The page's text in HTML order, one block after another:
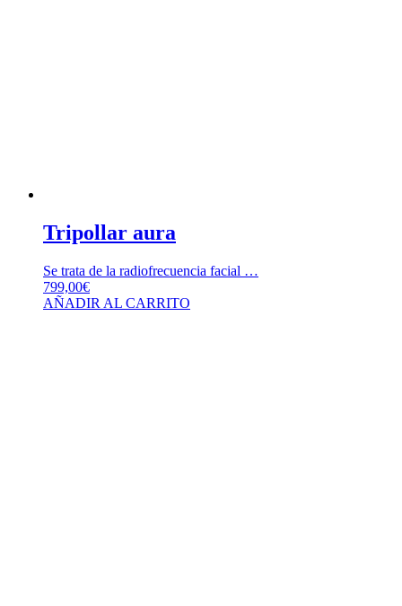
Tripollar aura
Se trata de la radiofrecuencia facial …
799,00€
AÑADIR AL CARRITO